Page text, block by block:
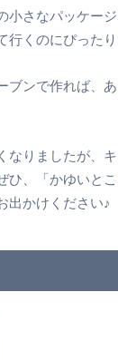
小さなパッケー
行くのにぴったり
ブンで作れば、
なりましたが、
ひ、「かゆいと
出かけください♪